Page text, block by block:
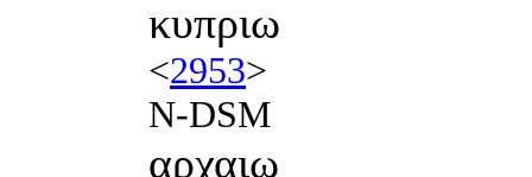
κυπριω
<2953>
N-DSM
αρχαιω